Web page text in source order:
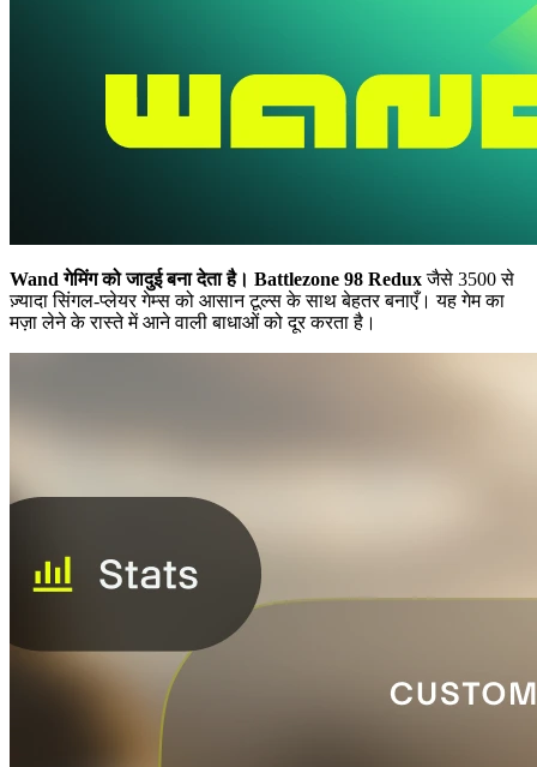
Wand गेमिंग को जादुई बना देता है। Battlezone 98 Reduxजैसे 3500 से
ज़्यादा सिंगल-प्लेयर गेम्स को आसान टूल्स के साथ बेहतर बनाएँ। यह गेम का
मज़ा लेने के रास्ते में आने वाली बाधाओं को दूर करता है।